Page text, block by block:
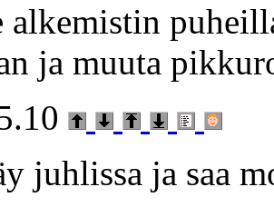
alkemistin
ja muuta
juhlissa ja saa